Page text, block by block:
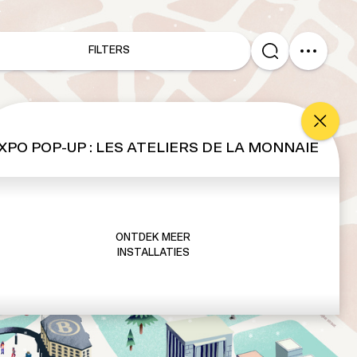
FILTERS
POP-UP : LES ATELIERS DE LA MONNAIE
ONTDEK MEER
INSTALLATIES